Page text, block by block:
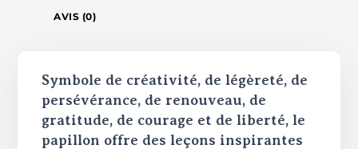
AVIS (0)
Symbole de créativité, de légèreté, de
persévérance, de renouveau, de
gratitude, de courage et de liberté, le
papillon offre des leçons inspirantes